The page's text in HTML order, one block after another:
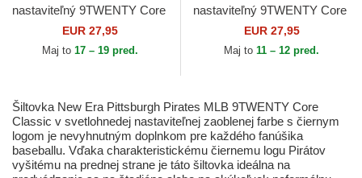
nastaviteľný 9TWENTY Core
Classic Philadelphia Phillies
MLB New Era
EUR 27,95
Maj to 17 – 19 pred.
nastaviteľný 9TWENTY Core
Classic San Diego Padres
MLB New Era
EUR 27,95
Maj to 11 – 12 pred.
Šiltovka New Era Pittsburgh Pirates MLB 9TWENTY Core
Classic v svetlohnedej nastaviteľnej zaoblenej farbe s čiernym
logom je nevyhnutným doplnkom pre každého fanúšika
baseballu. Vďaka charakteristickému čiernemu logu Pirátov
vyšitému na prednej strane je táto šiltovka ideálna na